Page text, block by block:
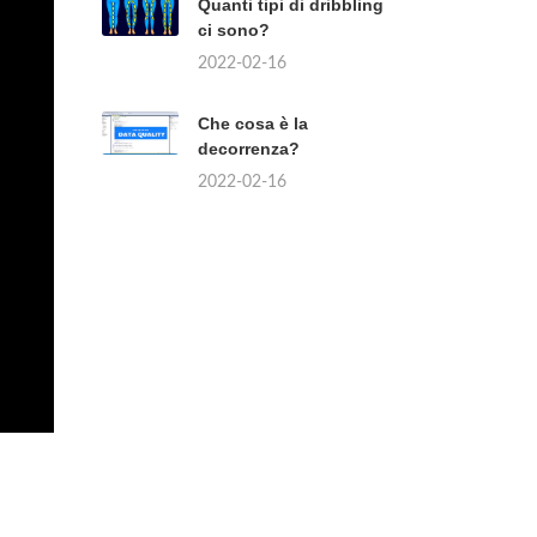
Quanti tipi di dribbling
ci sono?
2022-02-16
Che cosa è la
decorrenza?
2022-02-16